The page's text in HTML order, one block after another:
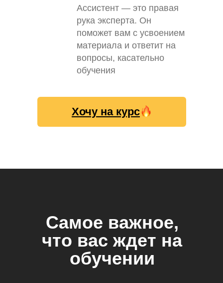
Хочу на курс
Ассистент — это правая
рука эксперта. Он
поможет вам с усвоением
материала и ответит на
вопросы, касательно
обучения
Самое важное,
что вас ждет на
обучении